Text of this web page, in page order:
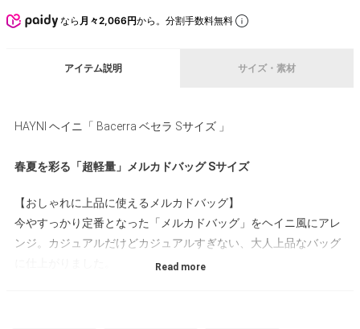
なら 月々2,066円から。分割手数料無料
アイテム説明 サイズ・素材
HAYNI ヘイニ「 Bacerra ベセラ Sサイズ 」
春夏を彩る「超軽量」メルカドバッグ Sサイズ
【おしゃれに上品に使えるメルカドバッグ】
今やすっかり定番となった「メルカドバッグ」をヘイニ風にアレ
ンジ。カジュアルだけどカジュアルすぎない、大人上品なバッグ